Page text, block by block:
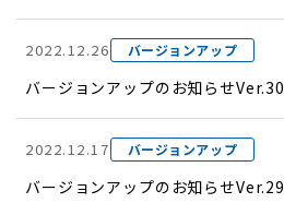
2022.12.26 バージョンアップ
バージョンアップのお知らせVer.30
2022.12.17 バージョンアップ
バージョンアップのお知らせVer.29